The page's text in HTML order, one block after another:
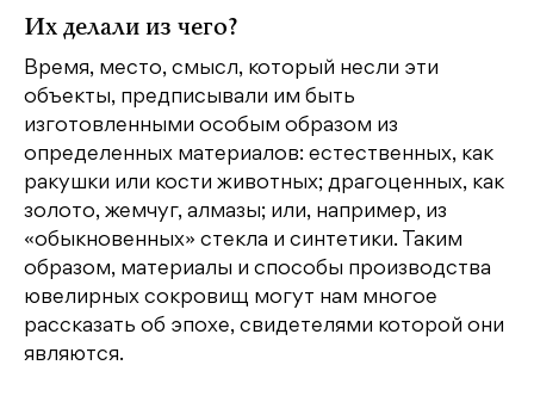
Их делали из чего?
Время, место, смысл, который несли эти
объекты, предписывали им быть
изготовленными особым образом из
определенных материалов: естественных, как
ракушки или кости животных; драгоценных, как
золото, жемчуг, алмазы; или, например, из
«обыкновенных» стекла и синтетики. Таким
образом, материалы и способы производства
ювелирных сокровищ могут нам многое
рассказать об эпохе, свидетелями которой они
являются.